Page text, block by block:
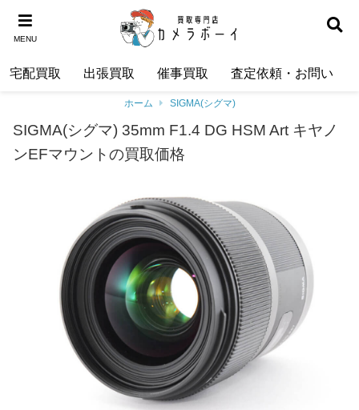
MENU
宅配買取 出張買取 催事買取 査定依頼・お問い合
ホーム SIGMA(シグマ)
SIGMA(シグマ) 35mm F1.4 DG HSM Art キヤノ
ンEFマウントの買取価格